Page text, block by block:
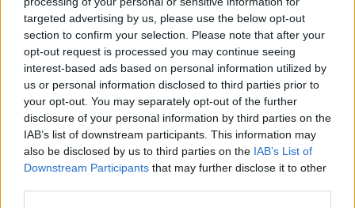
targeted advertising by us, please use the below opt-out
section to confirm your selection. Please note that after your
opt-out request is processed you may continue seeing
interest-based ads based on personal information utilized by
us or personal information disclosed to third parties prior to
your opt-out. You may separately opt-out of the further
disclosure of your personal information by third parties on the
IAB’s list of downstream participants. This information may
also be disclosed by us to third parties on the IAB’s List of
Downstream Participants that may further disclose it to other
Szent Genovéva, a túlélő Franciaország
jelképe
Minka 12. rész
Minka 11. rész